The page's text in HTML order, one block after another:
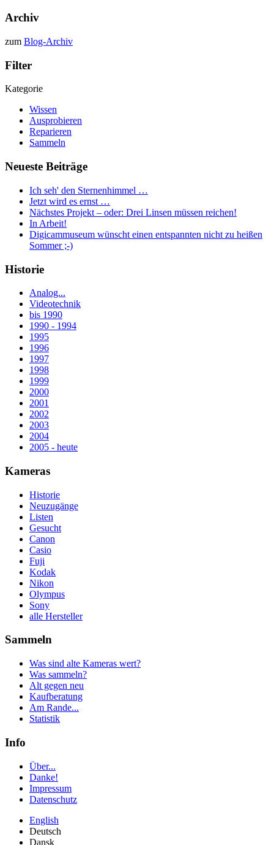
Archiv
zum Blog-Archiv
Filter
Kategorie
Wissen
Ausprobieren
Reparieren
Sammeln
Neueste Beiträge
Ich seh' den Sternenhimmel …
Jetzt wird es ernst …
Nächstes Projekt – oder: Drei Linsen müssen reichen!
In Arbeit!
Digicammuseum wünscht einen entspannten nicht zu heißen
Sommer ;-)
Historie
Analog...
Videotechnik
bis 1990
1990 - 1994
1995
1996
1997
1998
1999
2000
2001
2002
2003
2004
2005 - heute
Kameras
Historie
Neuzugänge
Listen
Gesucht
Canon
Casio
Fuji
Kodak
Nikon
Olympus
Sony
alle Hersteller
Sammeln
Was sind alte Kameras wert?
Was sammeln?
Alt gegen neu
Kaufberatung
Am Rande...
Statistik
Info
Über...
Danke!
Impressum
Datenschutz
English
Deutsch
Dansk